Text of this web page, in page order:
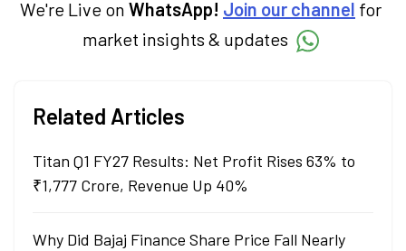
We're Live on WhatsApp! Join our channel for
market insights & updates
Related Articles
Titan Q1 FY27 Results: Net Profit Rises 63% to
₹1,777 Crore, Revenue Up 40%
Why Did Bajaj Finance Share Price Fall Nearly